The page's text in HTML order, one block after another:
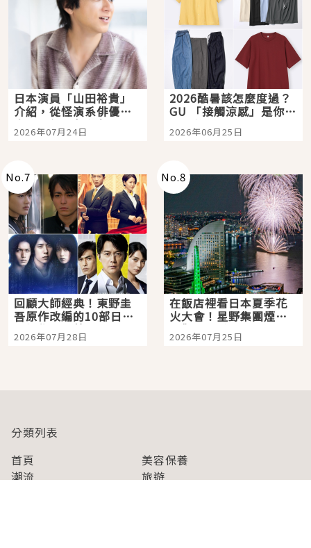
日本演員「山田裕貴」
介紹，從怪演系俳優走
向國民級日劇主角
2026年07月24日
2026酷暑該怎麼度過？
GU 「接觸涼感」是你的
夏日救星
2026年06月25日
No.7
回顧大師經典！東野圭
吾原作改編的10部日本
影視作品推薦
2026年07月28日
No.8
在飯店裡看日本夏季花
火大會！星野集團煙火
景觀飯店6選，讓你不用
人擠人悠閒欣賞
2026年07月25日
分類列表
首頁
美容保養
潮流
旅遊